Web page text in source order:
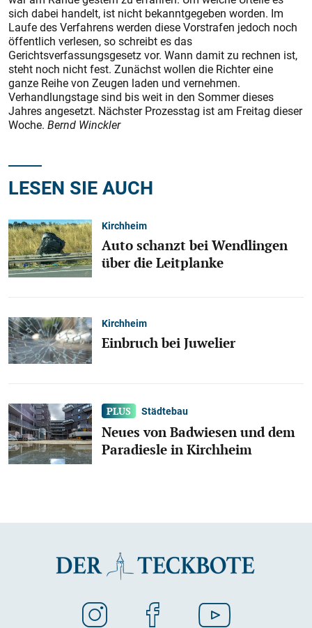
sich dabei handelt, ist nicht bekanntgegeben worden. Im
Laufe des Verfahrens werden diese Vorstrafen jedoch noch
öffentlich verlesen, so schreibt es das
Gerichtsverfassungsgesetz vor. Wann damit zu rechnen ist,
steht noch nicht fest. Zunächst wollen die Richter eine
ganze Reihe von Zeugen laden und vernehmen.
Verhandlungstage sind bis weit in den Sommer dieses
Jahres angesetzt. Nächster Prozesstag ist am Freitag dieser
Woche. Bernd Winckler
LESEN SIE AUCH
Kirchheim
Auto schanzt bei Wendlingen
über die Leitplanke
Kirchheim
Einbruch bei Juwelier
Städtebau
Neues von Badwiesen und dem
Paradiesle in Kirchheim